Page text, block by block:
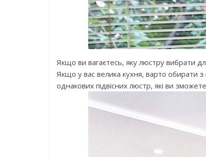
Якщо ви вагаєтесь, яку люстру вибрати
Якщо у вас велика кухня, варто обирати з
однакових підвісних люстр, які ви